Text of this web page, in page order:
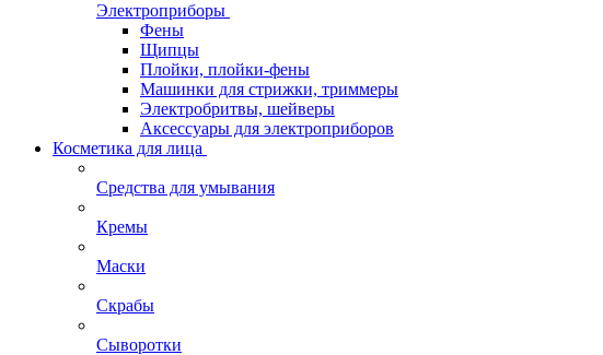
Электроприборы
Фены
Щипцы
Плойки, плойки-фены
Машинки для стрижки, триммеры
Электробритвы, шейверы
Аксессуары для электроприборов
Косметика для лица
Средства для умывания
Кремы
Маски
Скрабы
Сыворотки